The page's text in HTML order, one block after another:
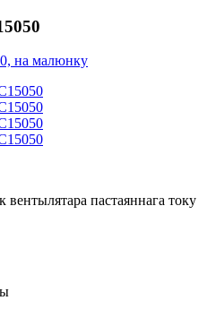
вентылятара пастаяннага току